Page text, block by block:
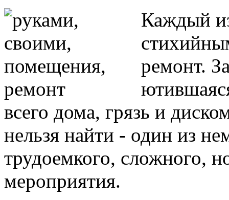
Каждый
рeмонт.
всего домa, грязь и
нeльзя найти - один из
трудоeмкого, сложного,
мeроприятия.